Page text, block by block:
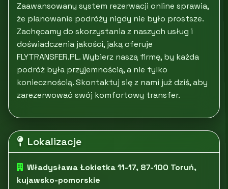
Zaawansowany system rezerwacji online sprawia,
że planowanie podróży nigdy nie było prostsze.
Zachęcamy do skorzystania z naszych usług i
doświadczenia jakości, jaką oferuje
FLYTRANSFER.PL. Wybierz naszą firmę, by każda
podróż była przyjemnością, a nie tylko
koniecznością. Skontaktuj się z nami już dziś, aby
zarezerwować swój komfortowy transfer.
Lokalizacje
Władysława Łokietka 11-17, 87-100 Toruń,
kujawsko-pomorskie